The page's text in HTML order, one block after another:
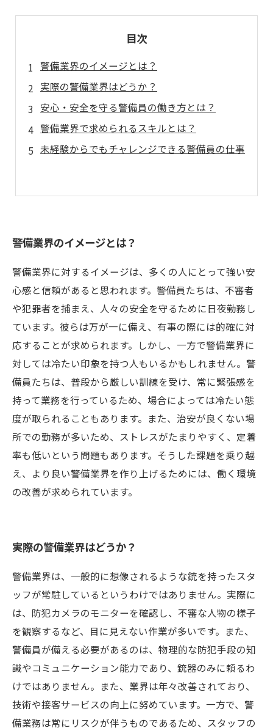
目次
警備業界のイメージとは？
実際の警備業界はどうか？
安心・安全を守る警備員の働き方とは？
警備業界で求められるスキルとは？
未経験からでもチャレンジできる警備員の仕事
警備業界のイメージとは？
警備業界に対するイメージは、多くの人にとって強い安
心感と信頼があると思われます。警備員たちは、不審者
や犯罪者を捕まえ、人々の安全を守るために日夜勤務し
ています。彼らは万が一に備え、有事の際には的確に対
応することが求められます。しかし、一方で警備業界に
対しては冷たい印象を持つ人もいるかもしれません。警
備員たちは、普段から厳しい訓練を受け、常に緊張感を
持って業務を行っているため、場合によっては冷たい態
度が取られることもあります。また、治安が良くない場
所での勤務が多いため、ストレスがたまりやすく、定着
率も低いという問題もあります。そうした課題を乗り越
え、より良い警備業界を作り上げるためには、働く環境
の改善が求められています。
実際の警備業界はどうか？
警備業界は、一般的に想像されるような銃を持ったスタ
ッフが常駐しているというわけではありません。実際に
は、防犯カメラのモニターを確認し、不審な人物の様子
を観察するなど、目に見えない作業が多いです。また、
警備員が備える必要があるのは、物理的な防犯手段の知
識やコミュニケーション能力であり、銃器のみに頼るわ
けではありません。また、業界は年々改善されており、
技術や接客サービスの向上に努めています。一方で、警
備業務は常にリスクが伴うものであるため、スタッフの